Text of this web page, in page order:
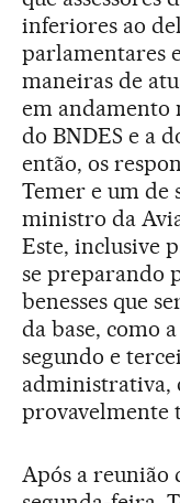
inferiores ao
parlamentares
maneiras de
em andamento
do BNDES e a
então, os
Temer e um de
ministro da
Este, inclusive
se preparando
benesses que
da base, como
segundo e
administrativa,
provavelmente
Após a reunião